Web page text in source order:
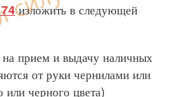
изложить в следующей
прием и выдачу наличных
от руки чернилами или
черного цвета)